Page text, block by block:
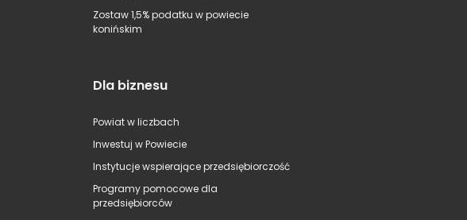
Zostaw 1,5% podatku w powiecie
konińskim
Dla biznesu
Powiat w liczbach
Inwestuj w Powiecie
Instytucje wspierające przedsiębiorczość
Programy pomocowe dla
przedsiębiorców